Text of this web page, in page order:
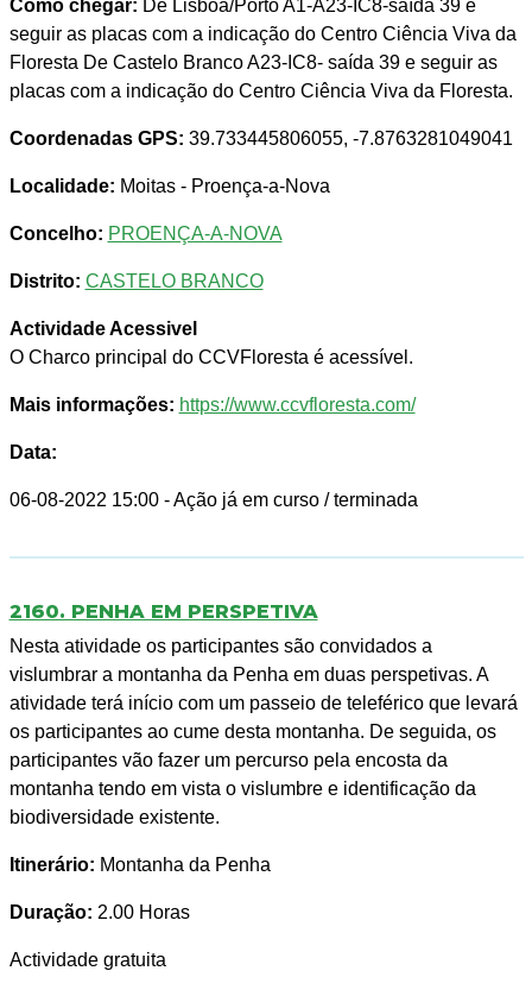
Como chegar: De Lisboa/Porto A1-A23-IC8-saída 39 e
seguir as placas com a indicação do Centro Ciência Viva da
Floresta De Castelo Branco A23-IC8- saída 39 e seguir as
placas com a indicação do Centro Ciência Viva da Floresta.
Coordenadas GPS: 39.733445806055, -7.8763281049041
Localidade: Moitas - Proença-a-Nova
Concelho: PROENÇA-A-NOVA
Distrito: CASTELO BRANCO
Actividade Acessivel
O Charco principal do CCVFloresta é acessível.
Mais informações: https://www.ccvfloresta.com/
Data:
06-08-2022 15:00 - Ação já em curso / terminada
2160. PENHA EM PERSPETIVA
Nesta atividade os participantes são convidados a
vislumbrar a montanha da Penha em duas perspetivas. A
atividade terá início com um passeio de teleférico que levará
os participantes ao cume desta montanha. De seguida, os
participantes vão fazer um percurso pela encosta da
montanha tendo em vista o vislumbre e identificação da
biodiversidade existente.
Itinerário: Montanha da Penha
Duração: 2.00 Horas
Actividade gratuita